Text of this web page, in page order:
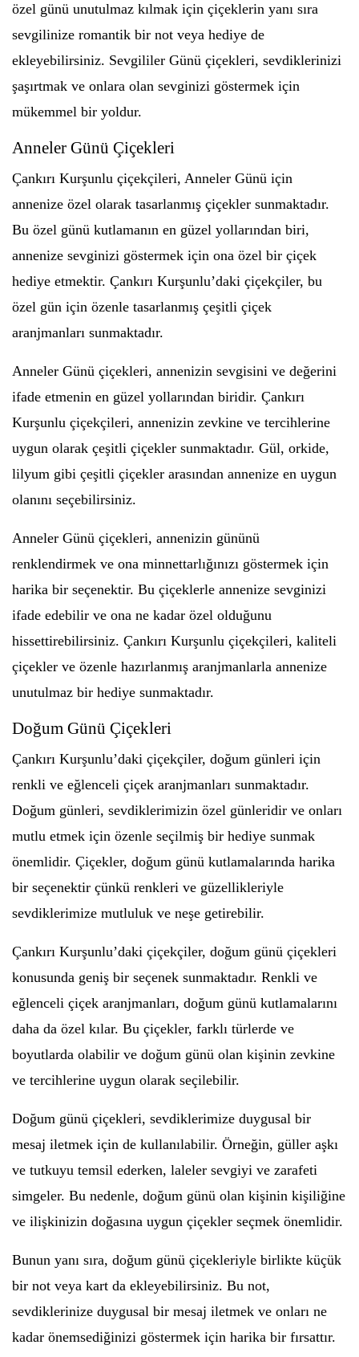
özel günü unutulmaz kılmak için çiçeklerin yanı sıra
sevgilinize romantik bir not veya hediye de
ekleyebilirsiniz. Sevgililer Günü çiçekleri, sevdiklerinizi
şaşırtmak ve onlara olan sevginizi göstermek için
mükemmel bir yoldur.
Anneler Günü Çiçekleri
Çankırı Kurşunlu çiçekçileri, Anneler Günü için
annenize özel olarak tasarlanmış çiçekler sunmaktadır.
Bu özel günü kutlamanın en güzel yollarından biri,
annenize sevginizi göstermek için ona özel bir çiçek
hediye etmektir. Çankırı Kurşunlu’daki çiçekçiler, bu
özel gün için özenle tasarlanmış çeşitli çiçek
aranjmanları sunmaktadır.
Anneler Günü çiçekleri, annenizin sevgisini ve değerini
ifade etmenin en güzel yollarından biridir. Çankırı
Kurşunlu çiçekçileri, annenizin zevkine ve tercihlerine
uygun olarak çeşitli çiçekler sunmaktadır. Gül, orkide,
lilyum gibi çeşitli çiçekler arasından annenize en uygun
olanını seçebilirsiniz.
Anneler Günü çiçekleri, annenizin gününü
renklendirmek ve ona minnettarlığınızı göstermek için
harika bir seçenektir. Bu çiçeklerle annenize sevginizi
ifade edebilir ve ona ne kadar özel olduğunu
hissettirebilirsiniz. Çankırı Kurşunlu çiçekçileri, kaliteli
çiçekler ve özenle hazırlanmış aranjmanlarla annenize
unutulmaz bir hediye sunmaktadır.
Doğum Günü Çiçekleri
Çankırı Kurşunlu’daki çiçekçiler, doğum günleri için
renkli ve eğlenceli çiçek aranjmanları sunmaktadır.
Doğum günleri, sevdiklerimizin özel günleridir ve onları
mutlu etmek için özenle seçilmiş bir hediye sunmak
önemlidir. Çiçekler, doğum günü kutlamalarında harika
bir seçenektir çünkü renkleri ve güzellikleriyle
sevdiklerimize mutluluk ve neşe getirebilir.
Çankırı Kurşunlu’daki çiçekçiler, doğum günü çiçekleri
konusunda geniş bir seçenek sunmaktadır. Renkli ve
eğlenceli çiçek aranjmanları, doğum günü kutlamalarını
daha da özel kılar. Bu çiçekler, farklı türlerde ve
boyutlarda olabilir ve doğum günü olan kişinin zevkine
ve tercihlerine uygun olarak seçilebilir.
Doğum günü çiçekleri, sevdiklerimize duygusal bir
mesaj iletmek için de kullanılabilir. Örneğin, güller aşkı
ve tutkuyu temsil ederken, laleler sevgiyi ve zarafeti
simgeler. Bu nedenle, doğum günü olan kişinin kişiliğine
ve ilişkinizin doğasına uygun çiçekler seçmek önemlidir.
Bunun yanı sıra, doğum günü çiçekleriyle birlikte küçük
bir not veya kart da ekleyebilirsiniz. Bu not,
sevdiklerinize duygusal bir mesaj iletmek ve onları ne
kadar önemsediğinizi göstermek için harika bir fırsattır.